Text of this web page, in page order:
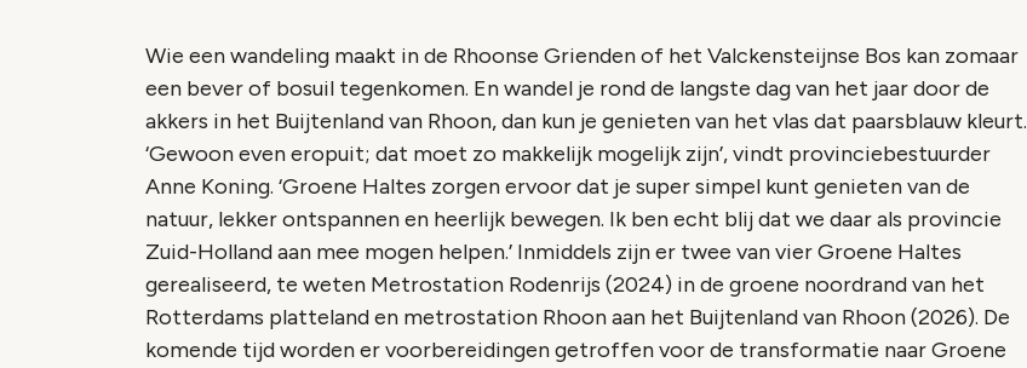
Wie een wandeling maakt in de Rhoonse Grienden of het Valckensteijnse Bos kan zomaar
een bever of bosuil tegenkomen. En wandel je rond de langste dag van het jaar door de
akkers in het Buijtenland van Rhoon, dan kun je genieten van het vlas dat paarsblauw kleurt.
‘Gewoon even eropuit; dat moet zo makkelijk mogelijk zijn’, vindt provinciebestuurder
Anne Koning. ‘Groene Haltes zorgen ervoor dat je super simpel kunt genieten van de
natuur, lekker ontspannen en heerlijk bewegen. Ik ben echt blij dat we daar als provincie
Zuid-Holland aan mee mogen helpen.’ Inmiddels zijn er twee van vier Groene Haltes
gerealiseerd, te weten Metrostation Rodenrijs (2024) in de groene noordrand van het
Rotterdams platteland en metrostation Rhoon aan het Buijtenland van Rhoon (2026). De
komende tijd worden er voorbereidingen getroffen voor de transformatie naar Groene